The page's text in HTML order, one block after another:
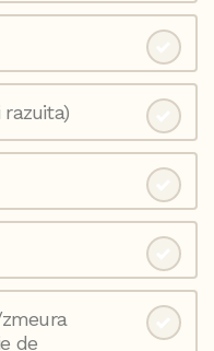
razuita)
de